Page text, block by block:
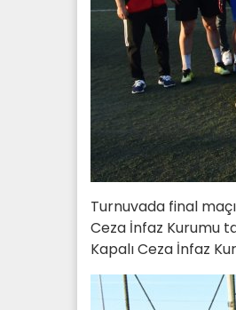
Turnuvada final
Ceza İnfaz Kurumu
Kapalı Ceza İnfaz